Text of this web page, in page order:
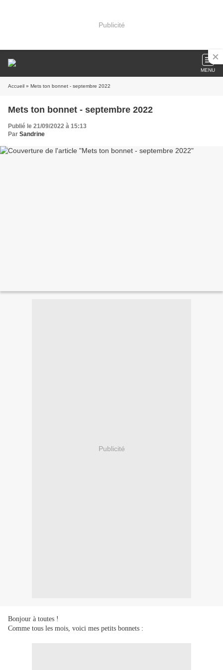
Publicité
MENU
Accueil » Mets ton bonnet - septembre 2022
Mets ton bonnet - septembre 2022
Publié le 21/09/2022 à 15:13
Par Sandrine
Publicité
Bonjour à toutes !
Comme tous les mois, voici mes petits bonnets :